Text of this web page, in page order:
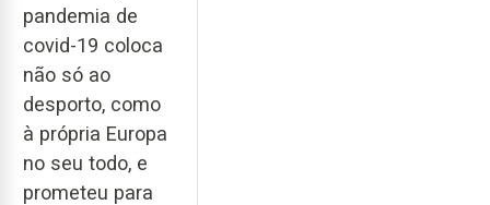
pandemia de
covid-19 coloca
não só ao
desporto, como
à própria Europa
no seu todo, e
prometeu para